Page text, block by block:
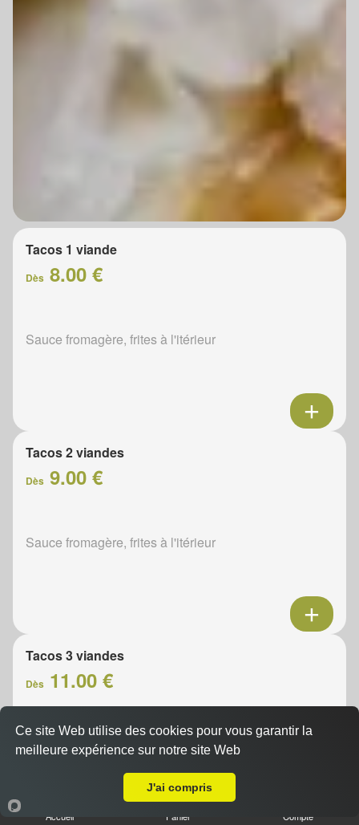
Tacos 1 viande
Dès 8.00 €
Sauce fromagère, frites à l'itérieur
Tacos 2 viandes
Dès 9.00 €
Sauce fromagère, frites à l'itérieur
Tacos 3 viandes
Dès 11.00 €
Sauce fromagère, frites à l'itérieur
Accueil Panier Compte
Ce site Web utilise des cookies pour vous garantir la
meilleure expérience sur notre site Web
J'ai compris